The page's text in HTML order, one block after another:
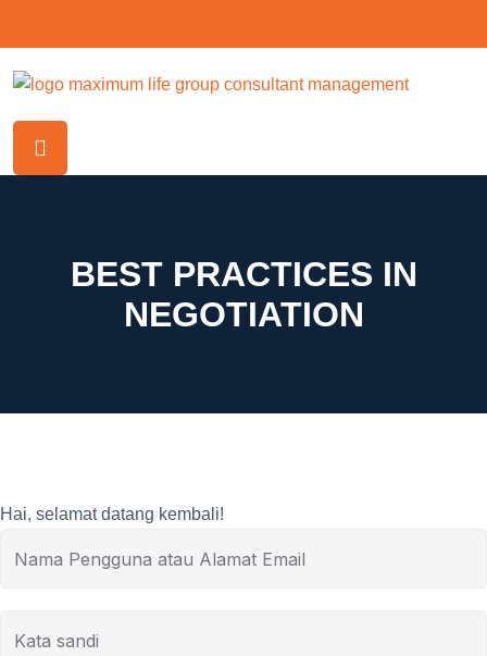
BEST PRACTICES IN
NEGOTIATION
Hai, selamat datang kembali!